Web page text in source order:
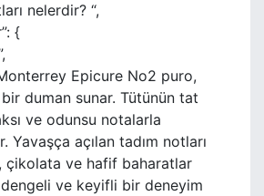
nelerdir? “,
{
Epicure No2 puro,
duman sunar. Tütünün tat
ve odunsu notalarla
Yavaşça açılan tadım notları
çikolata ve hafif baharatlar
ve keyifli bir deneyim